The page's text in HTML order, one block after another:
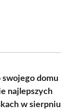
swojego domu
najlepszych
w sierpniu